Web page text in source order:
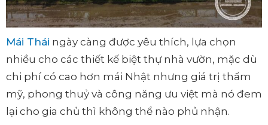
Mái Thái ngày càng được yêu thích, lựa chọn
nhiều cho các thiết kế biệt thự nhà vườn, mặc dù
chi phí có cao hơn mái Nhật nhưng giá trị thẩm
mỹ, phong thuỷ và công năng ưu việt mà nó đem
lại cho gia chủ thì không thể nào phủ nhận.